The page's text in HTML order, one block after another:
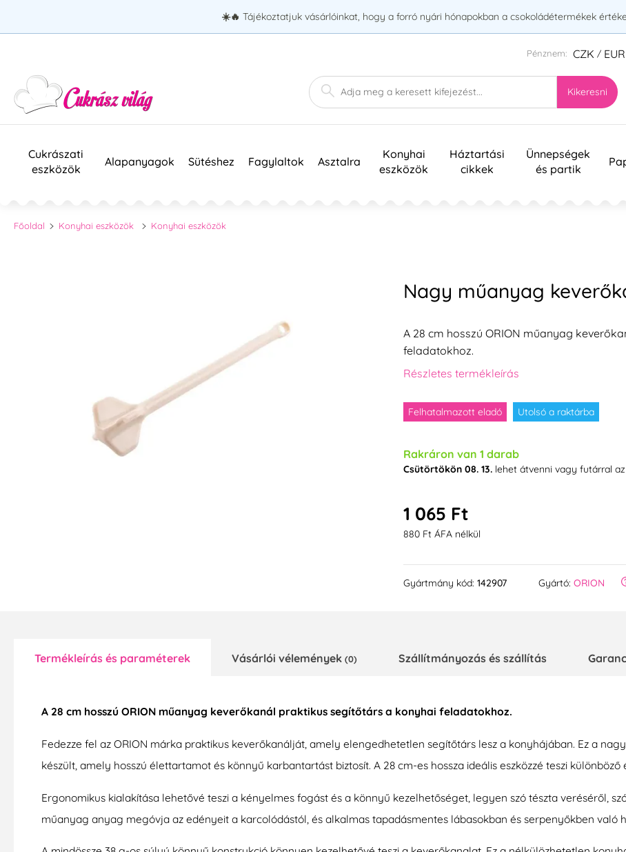
☀️🔥 Tájékoztatjuk vásárlóinkat, hogy a forró nyári hónapokban a csokoládétermékek
Pénznem: CZK / EUR
Kikeresni
Cukrászati
eszközök
Alapanyagok Sütéshez Fagylaltok Asztalra
Konyhai
eszközök
Háztartási
cikkek
Ünnepségek
és partik
Főoldal Konyhai eszközök Konyhai eszközök
Nagy műanyag
A 28 cm hosszú ORION műanyag
feladatokhoz.
Részletes termékleírás
Felhatalmazott eladó Utolsó a raktárba
Rakráron van 1 darab
Csütörtökön 08. 13.lehet átvenni vagy futárral
1 065 Ft
880 Ft ÁFA nélkül
Gyártmány kód: 142907 Gyártó: ORION
Termékleírás és paraméterek Vásárlói vélemények (0) Szállítmányozás és szállítás
A 28 cm hosszú ORION műanyag keverőkanál praktikus segítőtárs a konyhai feladatokhoz.
Fedezze fel az ORION márka praktikus keverőkanálját, amely elengedhetetlen segítőtárs lesz a konyhájában. Ez a
készült, amely hosszú élettartamot és könnyű karbantartást biztosít. A 28 cm-es hossza ideális eszközzé teszi
Ergonomikus kialakítása lehetővé teszi a kényelmes fogást és a könnyű kezelhetőséget, legyen szó tészta veréséről,
műanyag anyag megóvja az edényeit a karcolódástól, és alkalmas tapadásmentes lábasokban és serpenyőkben való